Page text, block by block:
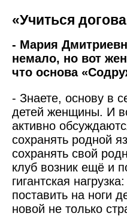
«Учиться
- Мария
немало, но вот
что основа
- Знаете, основу в
детей женщины. И
активно
сохранять родной
сохранять свой
клуб возник ещё и
гигантская
поставить на ноги
новой не только